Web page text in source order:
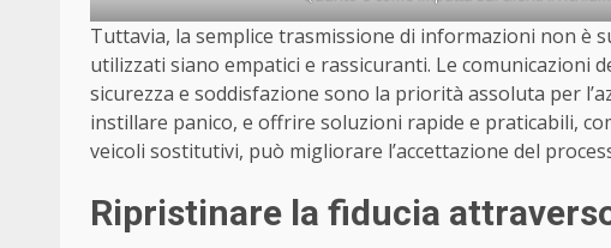
Tuttavia, la semplice trasmissione di informazioni non è
utilizzati siano empatici e rassicuranti. Le comunicazioni
sicurezza e soddisfazione sono la priorità assoluta per
instillare panico, e offrire soluzioni rapide e praticabili,
veicoli sostitutivi, può migliorare l’accettazione del
Ripristinare la fiducia